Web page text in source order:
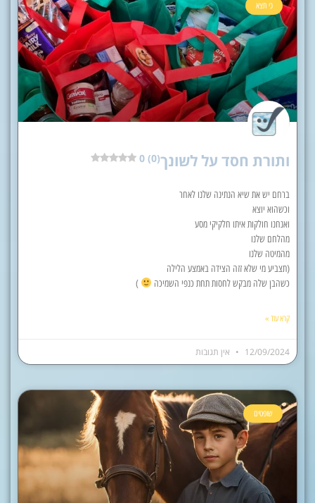
כי תצא
ותורת חסד על לשונך0 (0)
ברחם יש את שיא הנתינה שלנו לאחר
וכשהוא יוצא
ואנחנו חולקות איתו חלקיקי מסע
מהלחם שלנו
מהמיטה שלנו
(תצביע מי שלא זזה הצידה באמצע הלילה
כשהבן שלה מבקש לחסות תחת כנפי השמיכה
)
קרא עוד »
12/09/2024 אין תגובות
שופטים